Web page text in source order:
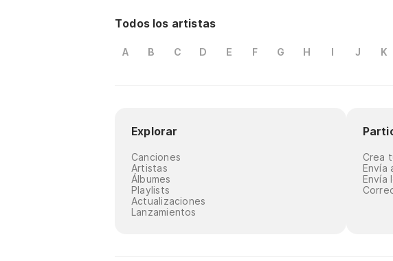
Todos los artistas
A B C D E F G H I J K
Explorar
Canciones
Artistas
Álbumes
Playlists
Actualizaciones
Lanzamientos
Crea
Envía
Envía